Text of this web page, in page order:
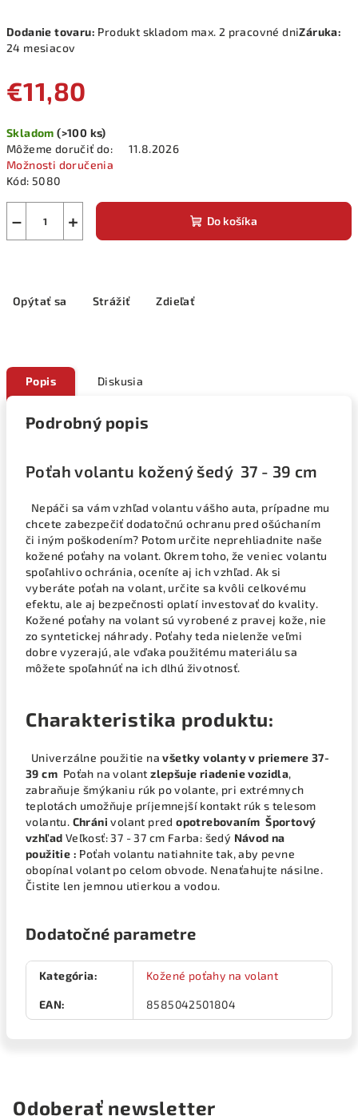
Dodanie tovaru: Produkt skladom max. 2 pracovné dniZáruka:
24 mesiacov
€11,80
cena:
Skladom(>100 ks)
Môžeme doručiť do:
11.8.2026
Možnosti doručenia
Kód: 5080
+
− Do košíka
Opýtať sa Strážiť Zdieľať
Popis Diskusia
Podrobný popis
Poťah volantu kožený šedý 37 - 39 cm
Nepáči sa vám vzhľad volantu vášho auta, prípadne mu
chcete zabezpečiť dodatočnú ochranu pred ošúchaním
či iným poškodením? Potom určite neprehliadnite naše
kožené poťahy na volant. Okrem toho, že veniec volantu
spoľahlivo ochránia, oceníte aj ich vzhľad. Ak si
vyberáte poťah na volant, určite sa kvôli celkovému
efektu, ale aj bezpečnosti oplatí investovať do kvality.
Kožené poťahy na volant sú vyrobené z pravej kože, nie
zo syntetickej náhrady. Poťahy teda nielenže veľmi
dobre vyzerajú, ale vďaka použitému materiálu sa
môžete spoľahnúť na ich dlhú životnosť.
Charakteristika produktu:
Univerzálne použitie navšetky volanty v priemere 37-
39 cm Poťah na volant zlepšuje riadenie vozidla,
zabraňuje šmýkaniu rúk po volante, pri extrémnych
teplotách umožňuje príjemnejší kontakt rúk s telesom
volantu. Chráni volant predopotrebovaním Športový
vzhľad Veľkosť: 37 - 37 cm Farba: šedý Návod na
použitie : Poťah volantu natiahnite tak, aby pevne
obopínal volant po celom obvode. Nenaťahujte násilne.
Čistite len jemnou utierkou a vodou.
Dodatočné parametre
Kategória: Kožené poťahy na volant
EAN: 8585042501804
Odoberať newsletter